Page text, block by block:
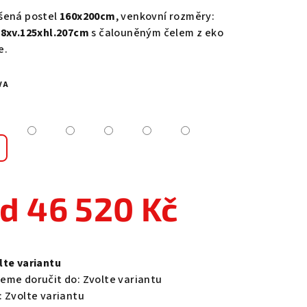
postel 160x200cm, venkovní rozměry:
s čalouněným čelem z eko
46 520 Kč
variantu
doručit do: Zvolte variantu
Zvolte variantu